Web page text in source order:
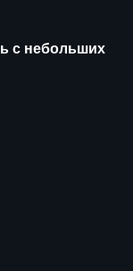
с небольших